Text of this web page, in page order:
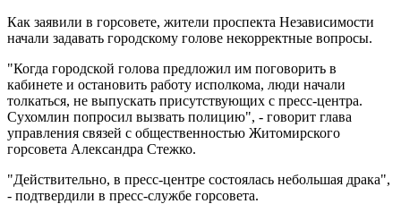
Как заявили в горсовете, жители проспекта Независимости
начали задавать городскому голове некорректные вопросы.
"Когда городской голова предложил им поговорить в
кабинете и остановить работу исполкома, люди начали
толкаться, не выпускать присутствующих с пресс-центра.
Сухомлин попросил вызвать полицию", - говорит глава
управления связей с общественностью Житомирского
горсовета Александра Стежко.
"Действительно, в пресс-центре состоялась небольшая драка",
- подтвердили в пресс-службе горсовета.